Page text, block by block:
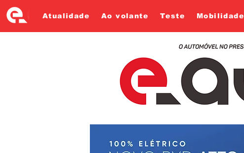
Atualidade Ao volante Teste Mobilidade